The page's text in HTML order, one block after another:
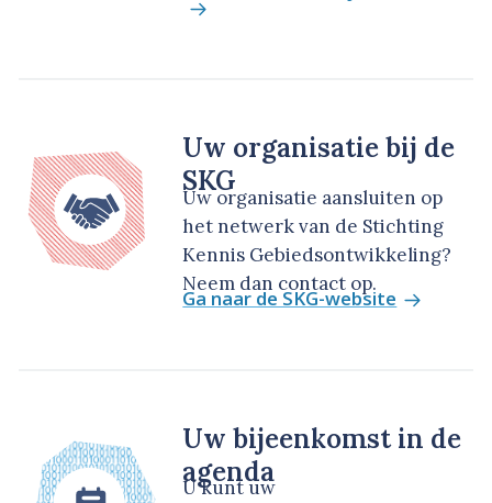
Uw organisatie bij de
SKG
Uw organisatie aansluiten op
het netwerk van de Stichting
Kennis Gebiedsontwikkeling?
Neem dan contact op.
Ga naar de SKG-website
Uw bijeenkomst in de
agenda
U kunt uw